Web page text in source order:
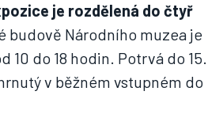
je rozdělená do čtyř
budově Národního muzea je
10 do 18 hodin. Potrvá do 15.
v běžném vstupném do